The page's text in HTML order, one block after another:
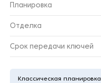
Планировка
Отделка
Срок передачи ключей
Классическая планировка